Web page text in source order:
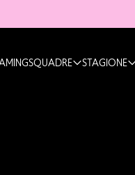
SQUADRE STAGIONE